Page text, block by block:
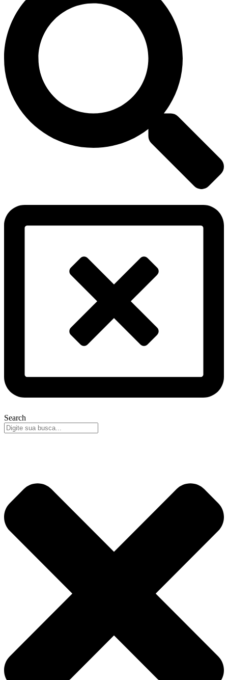
Search